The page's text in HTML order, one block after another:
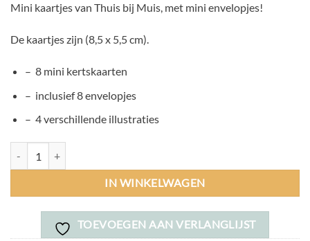
Mini kaartjes van Thuis bij Muis, met mini envelopjes!
De kaartjes zijn (8,5 x 5,5 cm).
– 8 mini kertskaarten
– inclusief 8 envelopjes
– 4 verschillende illustraties
IN WINKELWAGEN
TOEVOEGEN AAN VERLANGLIJST